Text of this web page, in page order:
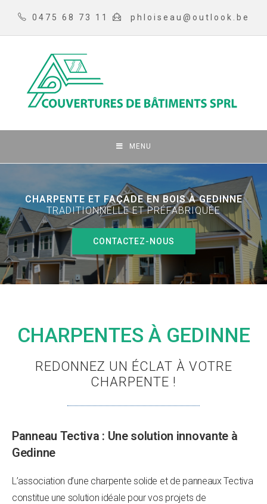
0475 68 73 11 phloiseau@outlook.be
MENU
CHARPENTE ET FAÇADE EN BOIS À GEDINNE
TRADITIONNELLE ET PRÉFABRIQUÉE
CONTACTEZ-NOUS
CHARPENTES À GEDINNE
REDONNEZ UN ÉCLAT À VOTRE
CHARPENTE !
Panneau Tectiva : Une solution innovante à
Gedinne
L’association d’une charpente solide et de panneaux Tectiva
constitue une solution idéale pour vos projets de